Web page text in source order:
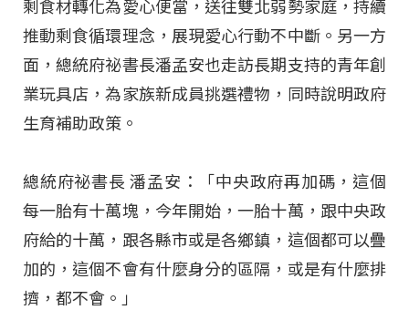
剩食材轉化為愛心便當，送往雙北弱勢家庭，持續
推動剩食循環理念，展現愛心行動不中斷。另一方
面，總統府祕書長潘孟安也走訪長期支持的青年創
業玩具店，為家族新成員挑選禮物，同時說明政府
生育補助政策。
總統府祕書長 潘孟安：「中央政府再加碼，這個
每一胎有十萬塊，今年開始，一胎十萬，跟中央政
府給的十萬，跟各縣市或是各鄉鎮，這個都可以疊
加的，這個不會有什麼身分的區隔，或是有什麼排
擠，都不會。」